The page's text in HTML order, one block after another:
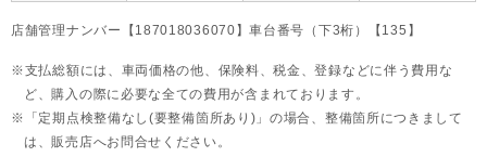
店舗管理ナンバー【187018036070】車台番号（下3桁）【135】
支払総額には、車両価格の他、保険料、税金、登録などに伴う費用な
ど、購入の際に必要な全ての費用が含まれております。
「定期点検整備なし(要整備箇所あり)」の場合、整備箇所につきまして
は、販売店へお問合せください。